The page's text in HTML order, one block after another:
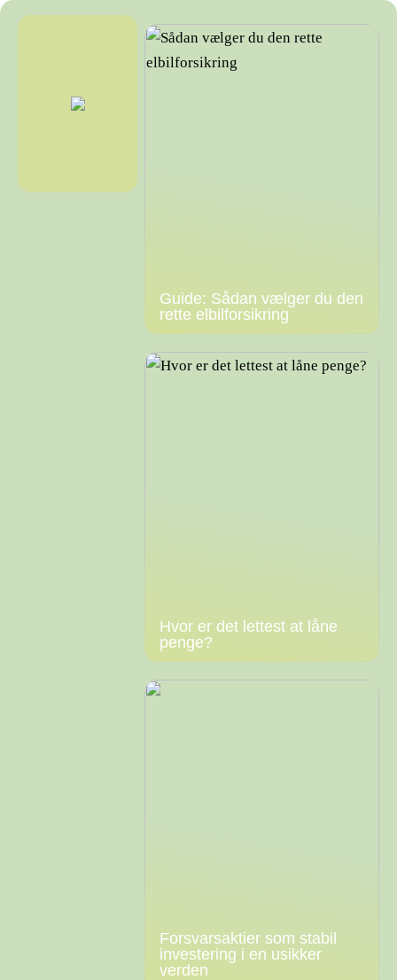
Guide: Sådan vælger du den
rette elbilforsikring
Hvor er det lettest at låne
penge?
Forsvarsaktier som stabil
investering i en usikker
verden